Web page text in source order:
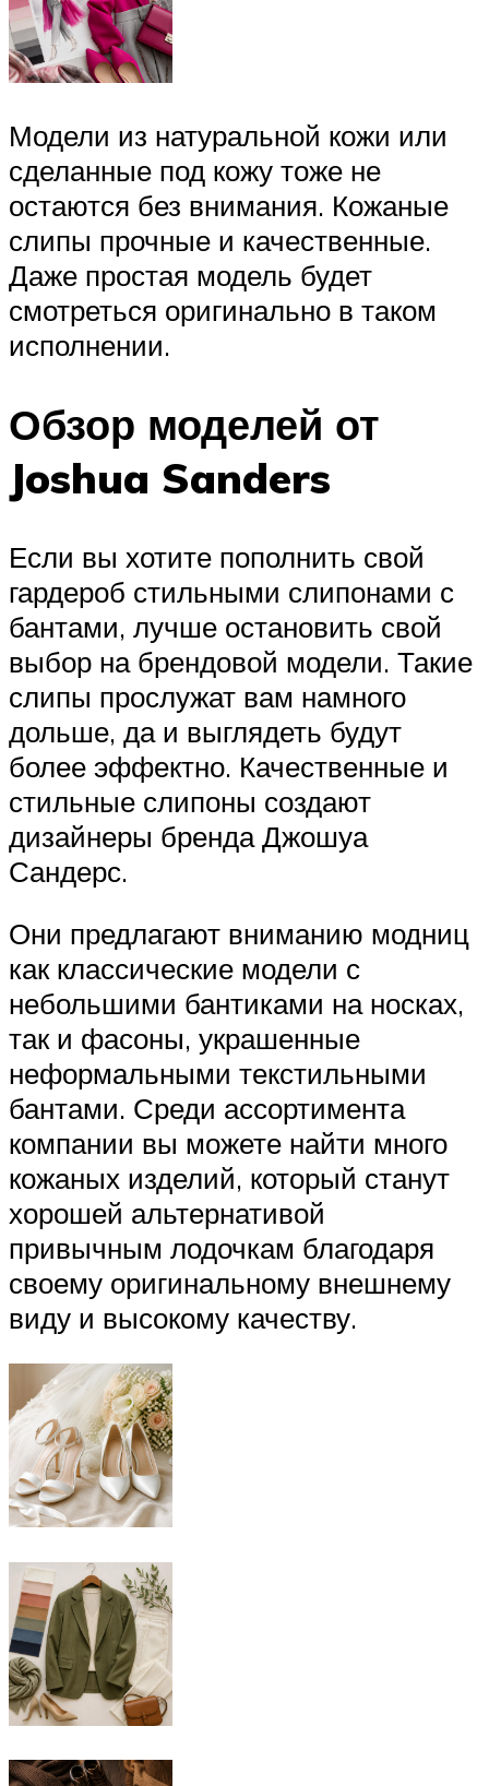
Модели из натуральной кожи или
сделанные под кожу тоже не
остаются без внимания. Кожаные
слипы прочные и качественные.
Даже простая модель будет
смотреться оригинально в таком
исполнении.
Обзор моделей от
Joshua Sanders
Если вы хотите пополнить свой
гардероб стильными слипонами с
бантами, лучше остановить свой
выбор на брендовой модели. Такие
слипы прослужат вам намного
дольше, да и выглядеть будут
более эффектно. Качественные и
стильные слипоны создают
дизайнеры бренда Джошуа
Сандерс.
Они предлагают вниманию модниц
как классические модели с
небольшими бантиками на носках,
так и фасоны, украшенные
неформальными текстильными
бантами. Среди ассортимента
компании вы можете найти много
кожаных изделий, который станут
хорошей альтернативой
привычным лодочкам благодаря
своему оригинальному внешнему
виду и высокому качеству.